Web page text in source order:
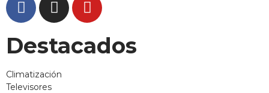
Destacados
Climatización
Televisores